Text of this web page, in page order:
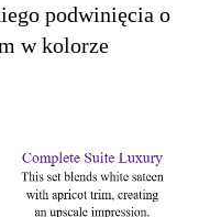
podwinięcia o
w kolorze